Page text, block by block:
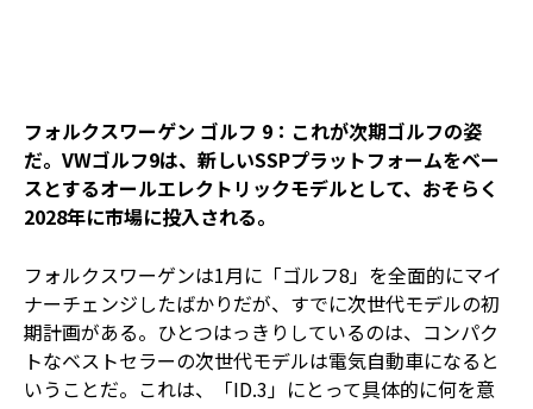
フォルクスワーゲン ゴルフ 9：これが次期ゴルフの姿
だ。VWゴルフ9は、新しいSSPプラットフォームをベー
スとするオールエレクトリックモデルとして、おそらく
2028年に市場に投入される。
フォルクスワーゲンは1月に「ゴルフ8」を全面的にマイ
ナーチェンジしたばかりだが、すでに次世代モデルの初
期計画がある。ひとつはっきりしているのは、コンパク
トなベストセラーの次世代モデルは電気自動車になると
いうことだ。これは、「ID.3」にとって具体的に何を意